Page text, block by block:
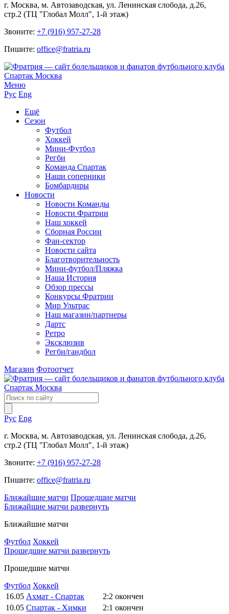
г. Москва, м. Автозаводская, ул. Ленинская слобода, д.26,
стр.2 (ТЦ "Глобал Молл", 1-й этаж)
Звоните: +7 (916) 957-27-28
Пишите: office@fratria.ru
Меню
Рус Eng
Ещё
Сезон
Футбол
Хоккей
Мини-Футбол
Регби
Команда Спартак
Наши соперники
Бомбардиры
Новости
Новости Команды
Новости Фратрии
Наш хоккей
Сборная России
Фан-cектор
Новости сайта
Благотворительность
Мини-футбол/Пляжка
Наша История
Обзор прессы
Конкурсы Фратрии
Мир Ультрас
Наш магазин/партнеры
Дартс
Ретро
Эксклюзив
Регби/гандбол
Магазин Фотоотчет
Рус Eng
г. Москва, м. Автозаводская, ул. Ленинская слобода, д.26,
стр.2 (ТЦ "Глобал Молл", 1-й этаж)
Звоните: +7 (916) 957-27-28
Пишите: office@fratria.ru
Ближайшие матчи Прошедшие матчи
Ближайшие матчи развернуть
Ближайшие матчи
Футбол Хоккей
Прошедшие матчи развернуть
Прошедшие матчи
Футбол Хоккей
16.05 Ахмат - Спартак 2:2 окончен
10.05 Спартак - Химки 2:1 окончен